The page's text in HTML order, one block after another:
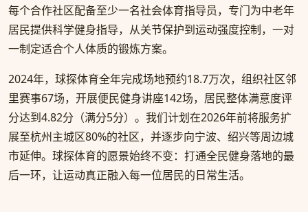
每个合作社区配备至少一名社会体育指导员，专门为中老年
居民提供科学健身指导，从关节保护到运动强度控制，一对
一制定适合个人体质的锻炼方案。
2024年，球探体育全年完成场地预约18.7万次，组织社区邻
里赛事67场，开展便民健身讲座142场，居民整体满意度评
分达到4.82分（满分5分）。我们计划在2026年前将服务扩
展至杭州主城区80%的社区，并逐步向宁波、绍兴等周边城
市延伸。球探体育的愿景始终不变：打通全民健身落地的最
后一环，让运动真正融入每一位居民的日常生活。